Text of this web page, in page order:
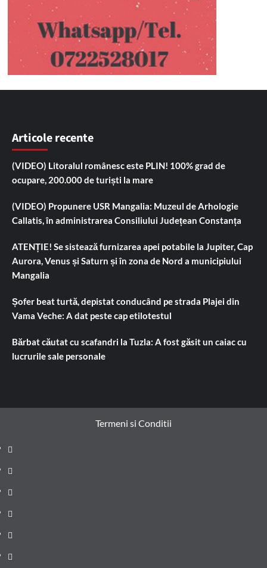
Articole recente
(VIDEO) Litoralul românesc este PLIN! 100% grad de
ocupare, 200.000 de turiști la mare
(VIDEO) Propunere USR Mangalia: Muzeul de Arhologie
Callatis, în administrarea Consiliului Județean Constanța
ATENȚIE! Se sistează furnizarea apei potabile la Jupiter, Cap
Aurora, Venus și Saturn și în zona de Nord a municipiului
Mangalia
Șofer beat turtă, depistat conducând pe strada Plajei din
Vama Veche: A dat peste cap etilotestul
Bărbat căutat cu scafandri la Tuzla: A fost găsit un caiac cu
lucrurile sale personale
Termeni si Conditii
Prima
pagină
Știri
de
ultima
Administrație
locală
Actualitate
Justiție
Cultura